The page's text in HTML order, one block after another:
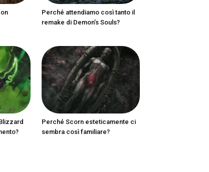
Perché attendiamo così tanto il
remake di Demon’s Souls?
Perché Scorn esteticamente ci
sembra così familiare?